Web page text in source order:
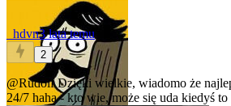
_hdvn3 lata temu
2
@RudolfDzięki wielkie, wiadomo że
24/7 haha - kto wie, może się uda kiedyś to